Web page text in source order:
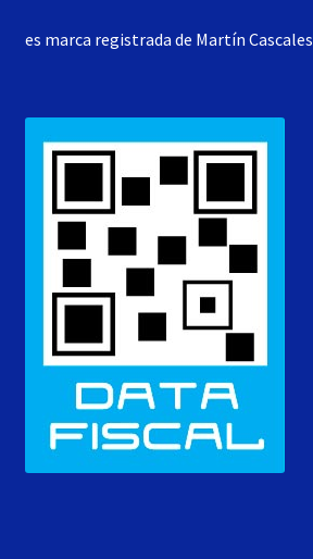
es marca registrada de Martín Cascales